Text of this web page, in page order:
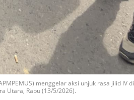
menggelar aksi unjuk rasa jilid IV di
Utara, Rabu (13/5/2026).